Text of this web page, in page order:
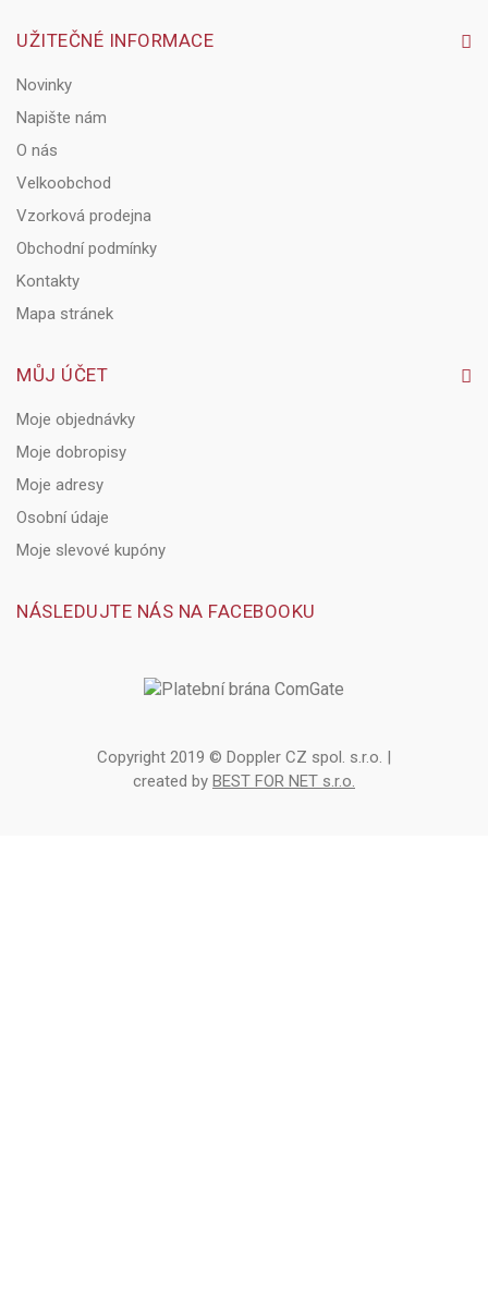
UŽITEČNÉ INFORMACE
Novinky
Napište nám
O nás
Velkoobchod
Vzorková prodejna
Obchodní podmínky
Kontakty
Mapa stránek
MŮJ ÚČET
Moje objednávky
Moje dobropisy
Moje adresy
Osobní údaje
Moje slevové kupóny
NÁSLEDUJTE NÁS NA FACEBOOKU
Copyright 2019 © Doppler CZ spol. s.r.o. |
created by BEST FOR NET s.r.o.